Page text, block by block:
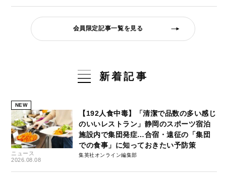
会員限定記事一覧を見る
新着記事
NEW
ニュース
2026.08.08
【192人食中毒】「清潔で品数の多い感じ
のいいレストラン」静岡のスポーツ宿泊
施設内で集団発症…合宿・遠征の「集団
での食事」に知っておきたい予防策
集英社オンライン編集部